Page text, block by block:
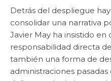
Detrás del despliegue
consolidar una narrativa
Javier May ha insistido en
responsabilidad directa
también una forma de
administraciones